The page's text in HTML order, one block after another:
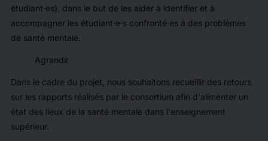
étudiant·es), dans le but de les aider à identifier et à
accompagner les étudiant·e·s confronté·es à des problèmes
de santé mentale.
Agrandir
Dans le cadre du projet, nous souhaitons recueillir des retours
sur les rapports réalisés par le consortium afin d'alimenter un
état des lieux de la santé mentale dans l'enseignement
supérieur.